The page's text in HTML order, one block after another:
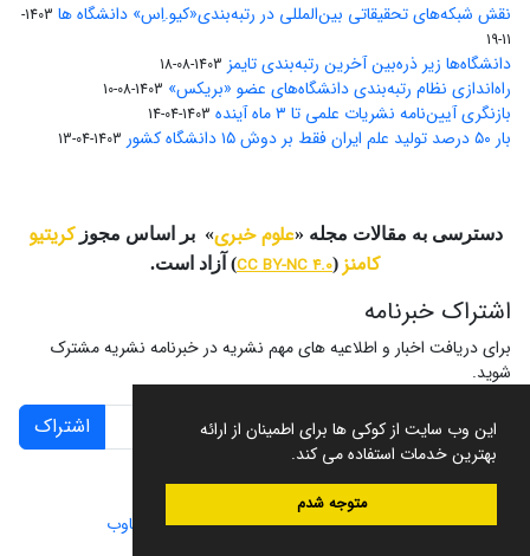
این وب سایت از کوکی ها برای اطمینان از ارائه
بهترین خدمات استفاده می کند.
متوجه شدم
نقش شبکه‌های تحقیقاتی بین‌المللی در رتبه‌بندی«کیو.اِس» دانشگاه ها
1403-
11-19
دانشگاه‌ها زیر ذره‌بین آخرین رتبه‌بندی تایمز 1403-08-18
راه‌اندازی نظام رتبه‌بندی دانشگاه‌‌های عضو «بریکس» 1403-08-10
بازنگری آیین‌نامه نشریات علمی تا ۳ ماه آینده 1403-04-14
بار ۵۰ درصد تولید علم ایران فقط بر دوش ۱۵ دانشگاه کشور 1403-04-13
دسترسی به مقالات مجله «علوم خبری» بر اساس مجوزکریتیو
کامنز (
CC BY-NC 4.0) آزاد است.
اشتراک خبرنامه
برای دریافت اخبار و اطلاعیه های مهم نشریه در خبرنامه نشریه مشترک
شوید.
اشتراک
سامانه مدیریت نشریات علمی.طراحی و پیاده سازی از سیناوب